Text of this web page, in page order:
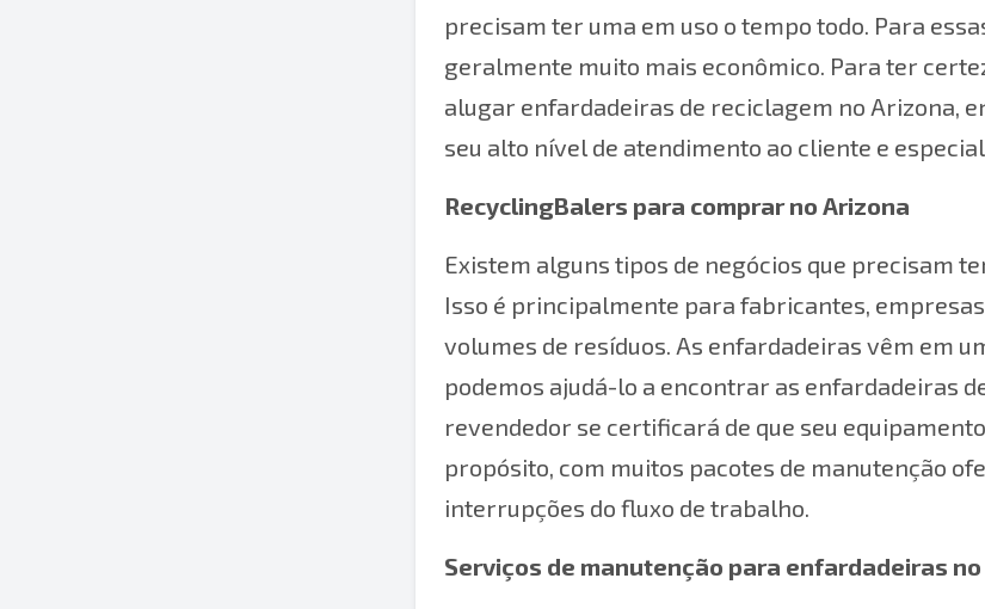
precisam ter uma em uso o tempo todo. Para
geralmente muito mais econômico. Para ter
alugar enfardadeiras de reciclagem no Arizona,
seu alto nível de atendimento ao cliente e
RecyclingBalers para comprar no Arizona
Existem alguns tipos de negócios que precisam
Isso é principalmente para fabricantes,
volumes de resíduos. As enfardadeiras vêm em
podemos ajudá-lo a encontrar as enfardadeiras
revendedor se certificará de que seu
propósito, com muitos pacotes de manutenção
interrupções do fluxo de trabalho.
Serviços de manutenção para enfardadeiras